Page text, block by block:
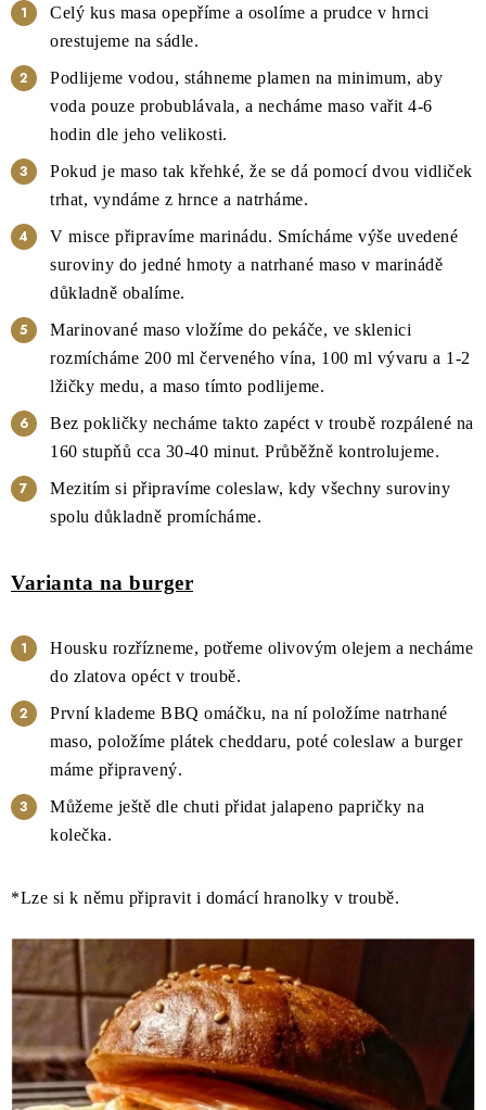
Celý kus masa opepříme a osolíme a prudce v hrnci
orestujeme na sádle.
Podlijeme vodou, stáhneme plamen na minimum, aby
voda pouze probublávala, a necháme maso vařit 4-6
hodin dle jeho velikosti.
Pokud je maso tak křehké, že se dá pomocí dvou vidliček
trhat, vyndáme z hrnce a natrháme.
V misce připravíme marinádu. Smícháme výše uvedené
suroviny do jedné hmoty a natrhané maso v marinádě
důkladně obalíme.
Marinované maso vložíme do pekáče, ve sklenici
rozmícháme 200 ml červeného vína, 100 ml vývaru a 1-2
lžičky medu, a maso tímto podlijeme.
Bez pokličky necháme takto zapéct v troubě rozpálené na
160 stupňů cca 30-40 minut. Průběžně kontrolujeme.
Mezitím si připravíme coleslaw, kdy všechny suroviny
spolu důkladně promícháme.
Varianta na burger
Housku rozřízneme, potřeme olivovým olejem a necháme
do zlatova opéct v troubě.
První klademe BBQ omáčku, na ní položíme natrhané
maso, položíme plátek cheddaru, poté coleslaw a burger
máme připravený.
Můžeme ještě dle chuti přidat jalapeno papričky na
kolečka.
*Lze si k němu připravit i domácí hranolky v troubě.